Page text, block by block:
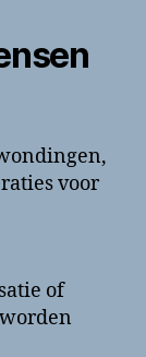
voor
of